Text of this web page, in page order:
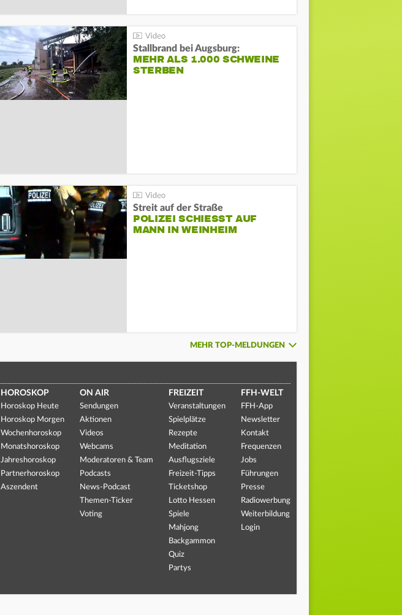
Stallbrand bei Augsburg:
MEHR ALS 1.000 SCHWEINE
STERBEN
Streit auf der Straße
POLIZEI SCHIESST AUF M
ANN IN WEINHEIM
MEHR TOP-MELDUNGEN
HOROSKOP
Horoskop Heute
Horoskop Morgen
Wochenhoroskop
Monatshoroskop
Jahreshoroskop
Partnerhoroskop
Aszendent
ON AIR
Sendungen
Aktionen
Videos
Webcams
Moderatoren & Team
Podcasts
News-Podcast
Themen-Ticker
Voting
FREIZEIT
Veranstaltungen
Spielplätze
Rezepte
Meditation
Ausflugsziele
Freizeit-Tipps
Ticketshop
Lotto Hessen
Spiele
Mahjong
Backgammon
Quiz
Partys
FFH-WELT
FFH-App
Newsletter
Kontakt
Frequenzen
Jobs
Führungen
Presse
Radiowerbung
Weiterbildung
Login